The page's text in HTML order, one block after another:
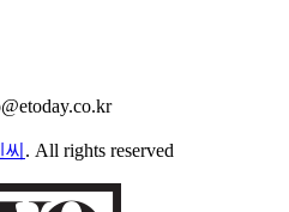
. All rights reserved